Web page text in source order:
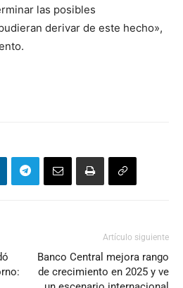
las posibles
derivar de este hecho»,
Artículo siguiente
Banco Central mejora rango
de crecimiento en 2025 y ve